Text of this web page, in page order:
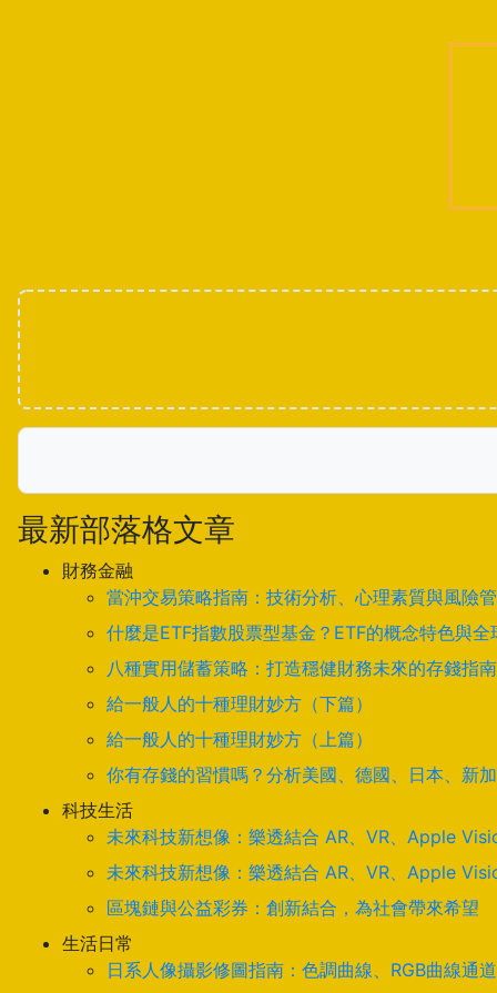
最新部落格文章
財務金融
當沖交易策略指南：技術分析、心理素質與風險
什麼是ETF指數股票型基金？ETF的概念特色與全
八種實用儲蓄策略：打造穩健財務未來的存錢指南
給一般人的十種理財妙方（下篇）
給一般人的十種理財妙方（上篇）
你有存錢的習慣嗎？分析美國、德國、日本、新
科技生活
未來科技新想像：樂透結合 AR、VR、Apple
未來科技新想像：樂透結合 AR、VR、Apple
區塊鏈與公益彩券：創新結合，為社會帶來希望
生活日常
日系人像攝影修圖指南：色調曲線、RGB曲線通